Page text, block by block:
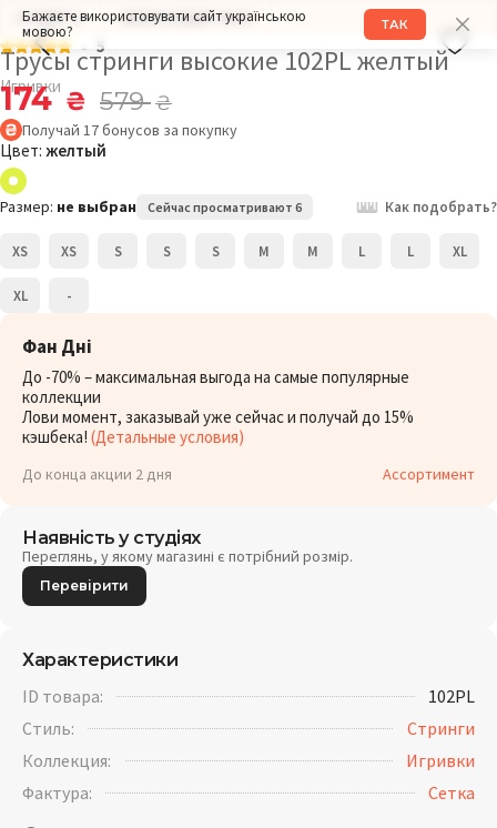
Бажаєте використовувати сайт українською
мовою?
ТАК
РАЗМЕР: S ОБХВАТ БЕДЕР: 95СМ
5
Трусы стринги высокие 102PL желтый
Игривки
174 ₴ 579₴
Получай 17бонусов за покупку
Цвет: желтый
Размер: не выбран Сейчас просматривают 6 Как подобрать?
XS XS S S S M M L L XL
XL -
Фан Дні
До -70% – максимальная выгода на самые популярные
коллекции
Лови момент, заказывай уже сейчас и получай до 15%
кэшбека! (Детальные условия)
До конца акции 2 дня Ассортимент
Наявність у студіях
Переглянь, у якому магазині є потрібний розмір.
Перевірити
Характеристики
ID товара:
102PL
Стиль:
Стринги
Коллекция:
Игривки
Фактура:
Cетка